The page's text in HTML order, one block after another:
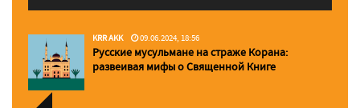
KRR AKK 09.06.2024, 18:56
Русские мусульмане на страже Корана:
pазвеивая мифы о Священной Книге